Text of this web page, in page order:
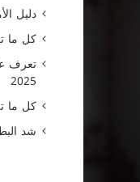
دليل
كل ما
تعرف
2025
كل ما
شد